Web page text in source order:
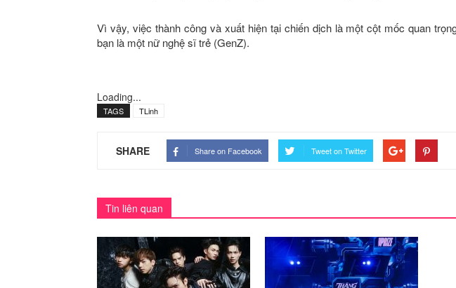
Vì vậy, việc thành công và xuất hiện tại chiến dịch là một cột mốc quan
bạn là một nữ nghệ sĩ trẻ (GenZ).
Loading...
TAGS TLinh
SHARE Share on Facebook Tweet on Twitter
Tin liên quan